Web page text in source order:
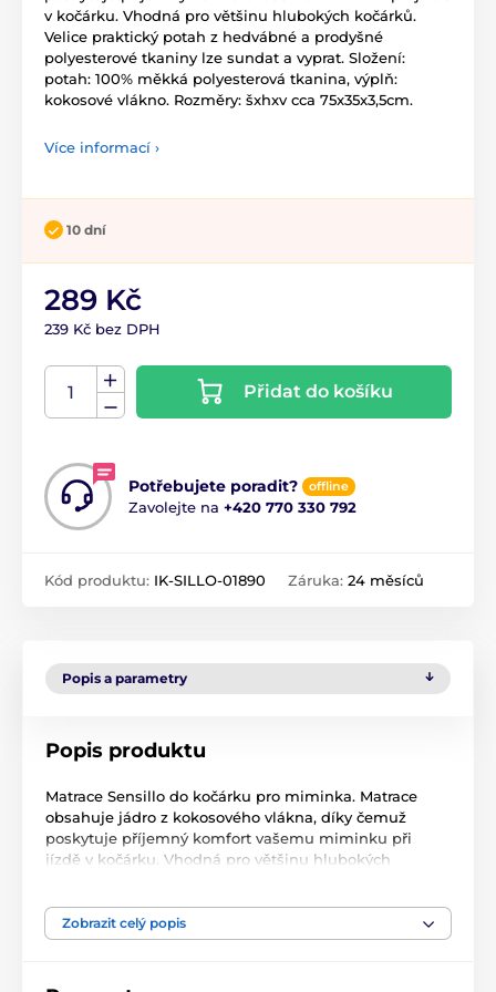
v kočárku. Vhodná pro většinu hlubokých kočárků.
Velice praktický potah z hedvábné a prodyšné
polyesterové tkaniny lze sundat a vyprat. Složení:
potah: 100% měkká polyesterová tkanina, výplň:
kokosové vlákno. Rozměry: šxhxv cca 75x35x3,5cm.
Více informací ›
10 dní
289 Kč
239 Kč bez DPH
Přidat do košíku
Potřebujete poradit? offline
Zavolejte na +420 770 330 792
Kód produktu: IK-SILLO-01890 Záruka: 24 měsíců
Popis a parametry
Popis produktu
Matrace Sensillo do kočárku pro miminka. Matrace
obsahuje jádro z kokosového vlákna, díky čemuž
poskytuje příjemný komfort vašemu miminku při
jízdě v kočárku. Vhodná pro většinu hlubokých
potah: 100% měkká polyesterová tkanina, výplň:
kokosové vlákno. Rozměry: šxhxv cca 75x35x3,5cm.
Zobrazit celý popis